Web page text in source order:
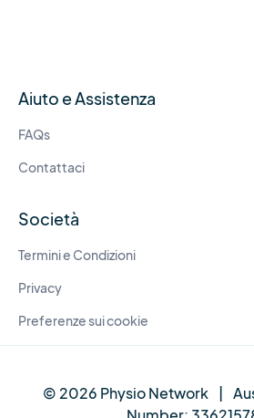
Aiuto e Assistenza
FAQs
Contattaci
Società
Termini e Condizioni
Privacy
Preferenze sui cookie
© 2026 Physio Network